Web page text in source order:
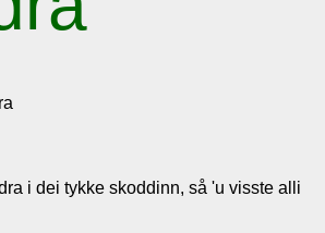
i dei tykke skoddinn, så 'u visste alli